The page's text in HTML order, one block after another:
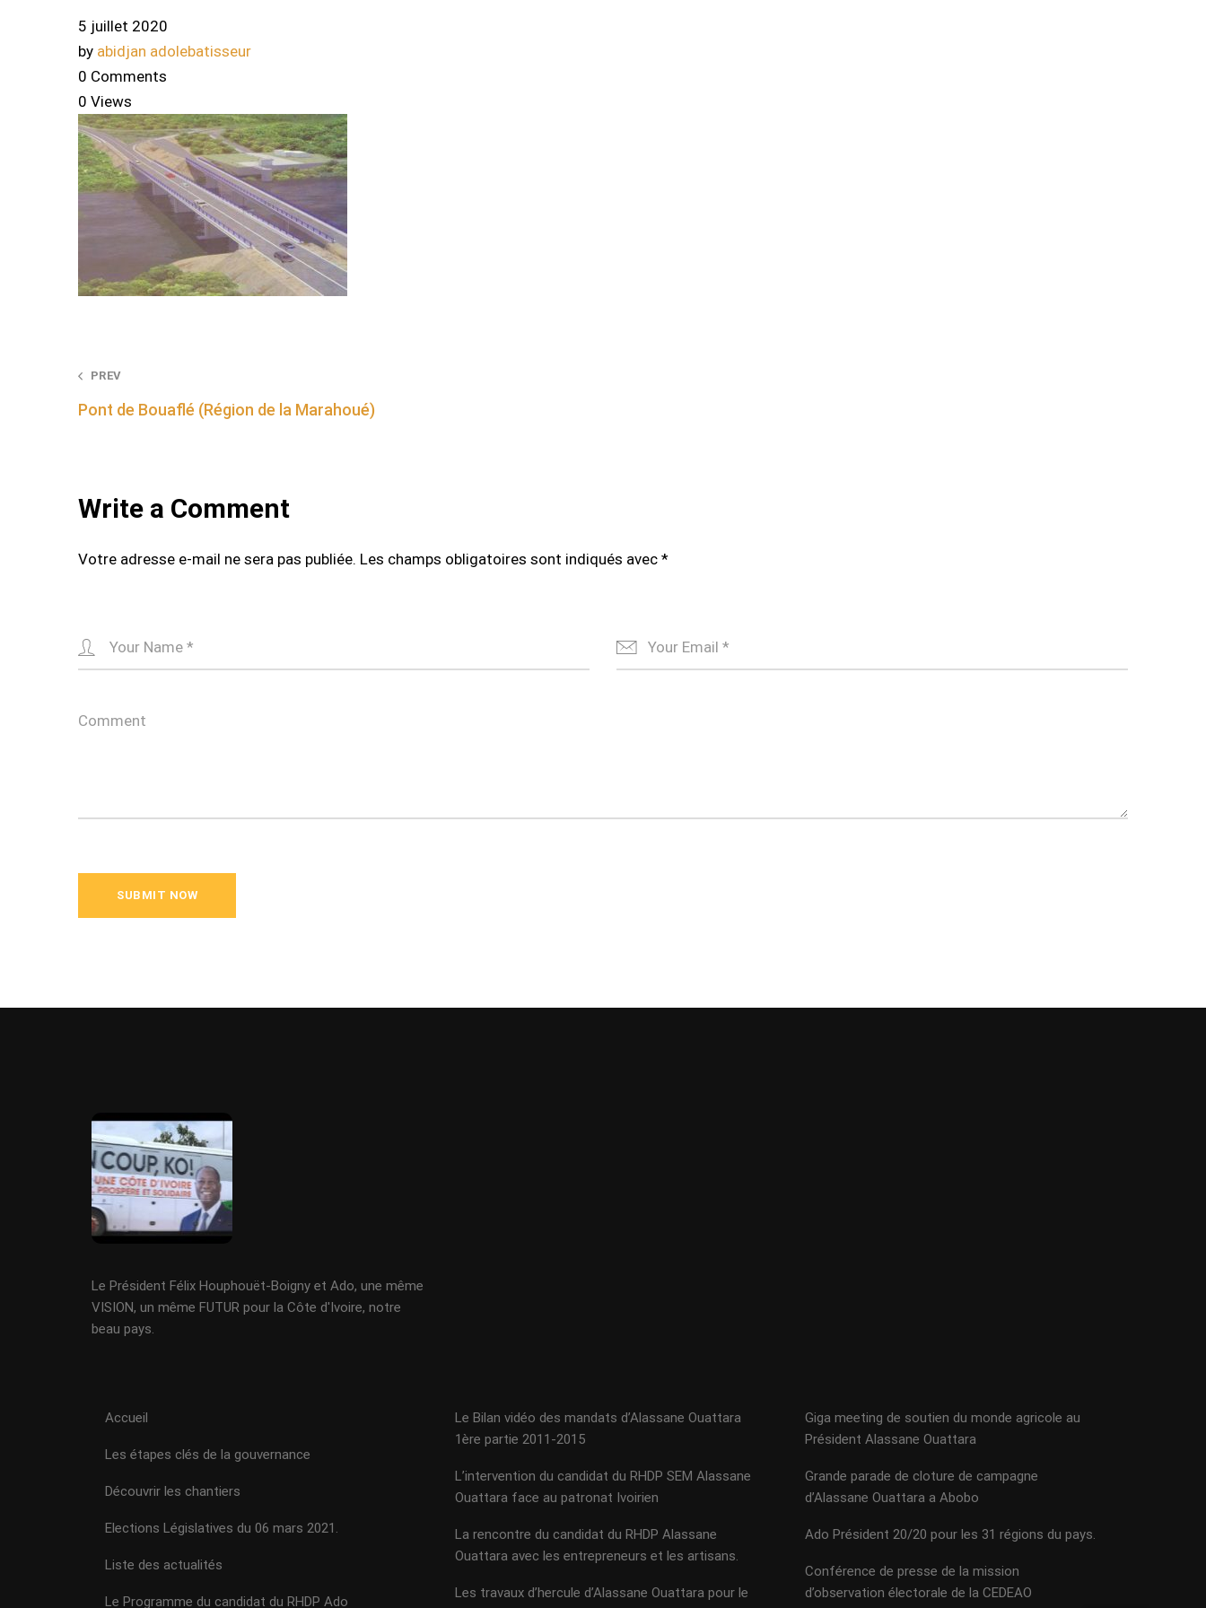
5 juillet 2020
by abidjan adolebatisseur
0 Comments
0 Views
Post
navigation
PREV
Pont de Bouaflé (Région de la Marahoué)
Write a Comment
Votre adresse e-mail ne sera pas publiée. Les champs obligatoires sont indiqués avec *
Le Président Félix Houphouët-Boigny et Ado, une même
VISION, un même FUTUR pour la Côte d'Ivoire, notre
beau pays.
Accueil
Les étapes clés de la gouvernance
Découvrir les chantiers
Elections Législatives du 06 mars 2021.
Liste des actualités
Le Programme du candidat du RHDP Ado
Le Bilan vidéo des mandats d’Alassane Ouattara
1ère partie 2011-2015
L’intervention du candidat du RHDP SEM Alassane
Ouattara face au patronat Ivoirien
La rencontre du candidat du RHDP Alassane
Ouattara avec les entrepreneurs et les artisans.
Les travaux d’hercule d’Alassane Ouattara pour le
Giga meeting de soutien du monde agricole au
Président Alassane Ouattara
Grande parade de cloture de campagne
d’Alassane Ouattara a Abobo
Ado Président 20/20 pour les 31 régions du pays.
Conférence de presse de la mission
d’observation électorale de la CEDEAO